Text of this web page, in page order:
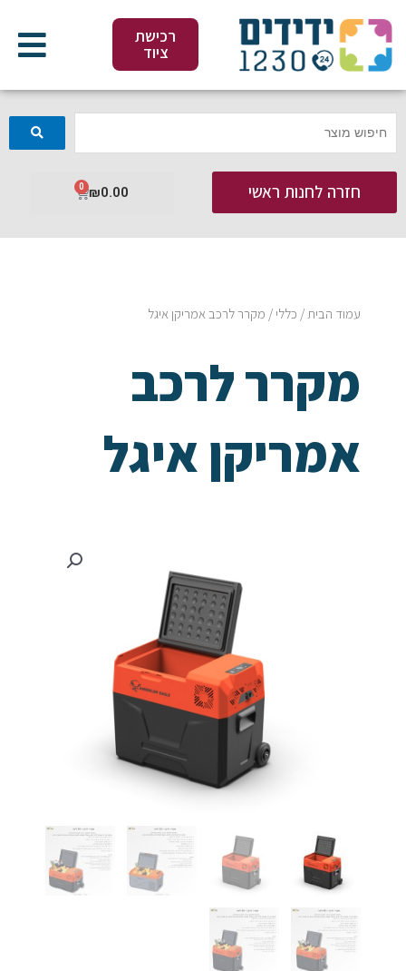
לתוכן
רכישת
ציוד
חזרה לחנות ראשי ₪0.00
0 עגלת
עמוד הבית / כללי / מקרר לרכב אמריקן איגל
מקרר לרכב
אמריקן איגל